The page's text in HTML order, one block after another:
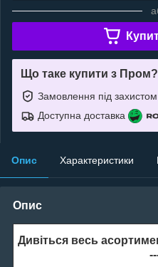
Що таке купити з Пром?
Замовлення під захистом
Доступна доставка
Опис Характеристики
Опис
Дивіться весь